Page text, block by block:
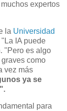
expertos
la Universidad
IA puede
"Pero es algo
como
vez más
ya se
para